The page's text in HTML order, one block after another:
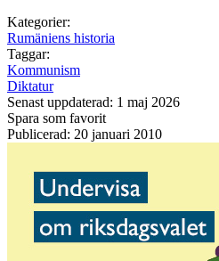
Kategorier:
Rumäniens historia
Taggar:
Kommunism
Diktatur
Senast uppdaterad: 1 maj 2026
Spara som favorit
Publicerad: 20 januari 2010